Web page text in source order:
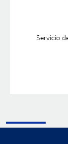
Servicio